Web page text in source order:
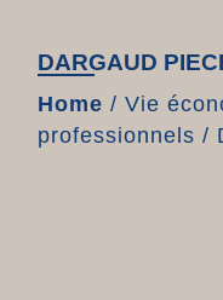
DARGAUD
Home / Vie
professionnels /